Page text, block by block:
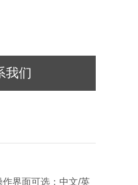
我们
界面可选：中文/英